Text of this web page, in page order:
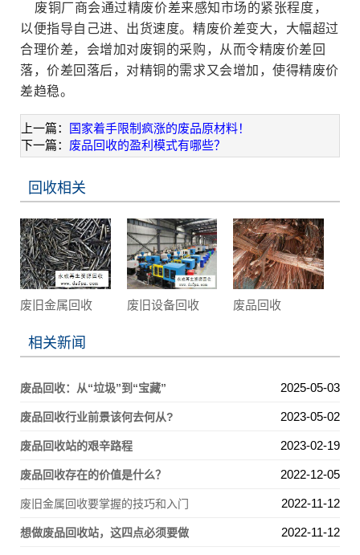
废铜厂商会通过精废价差来感知市场的紧张程度，
以便指导自己进、出货速度。精废价差变大，大幅超过
合理价差，会增加对废铜的采购，从而令精废价差回
落，价差回落后，对精铜的需求又会增加，使得精废价
差趋稳。
上一篇：
国家着手限制疯涨的废品原材料！
下一篇： 废品回收的盈利模式有哪些？
回收相关
废旧金属回收 废旧设备回收 废品回收
相关新闻
废品回收：从“垃圾”到“宝藏” 2025-05-03
废品回收行业前景该何去何从? 2023-05-02
废品回收站的艰辛路程 2023-02-19
废品回收存在的价值是什么？ 2022-12-05
废旧金属回收要掌握的技巧和入门 2022-11-12
想做废品回收站，这四点必须要做 2022-11-12